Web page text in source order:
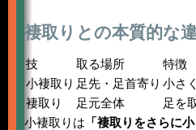
褄取りとの本質的な
技 取る場所
特徴
小褄取り 足先・足首寄り 小さ
褄取り
足元全体
足を
小褄取りは 「褄取りをさらに